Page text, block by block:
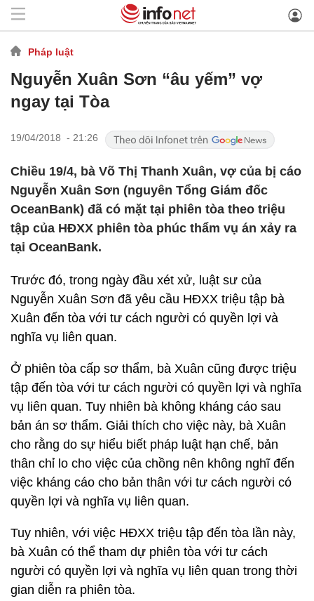
Pháp luật
Nguyễn Xuân Sơn “âu yếm” vợ
ngay tại Tòa
19/04/2018 - 21:26
Chiều 19/4, bà Võ Thị Thanh Xuân, vợ của bị cáo
Nguyễn Xuân Sơn (nguyên Tổng Giám đốc
OceanBank) đã có mặt tại phiên tòa theo triệu
tập của HĐXX phiên tòa phúc thẩm vụ án xảy ra
tại OceanBank.
Trước đó, trong ngày đầu xét xử, luật sư của
Nguyễn Xuân Sơn đã yêu cầu HĐXX triệu tập bà
Xuân đến tòa với tư cách người có quyền lợi và
nghĩa vụ liên quan.
Ở phiên tòa cấp sơ thẩm, bà Xuân cũng được triệu
tập đến tòa với tư cách người có quyền lợi và nghĩa
vụ liên quan. Tuy nhiên bà không kháng cáo sau
bản án sơ thẩm. Giải thích cho việc này, bà Xuân
cho rằng do sự hiểu biết pháp luật hạn chế, bản
thân chỉ lo cho việc của chồng nên không nghĩ đến
việc kháng cáo cho bản thân với tư cách người có
quyền lợi và nghĩa vụ liên quan.
Tuy nhiên, với việc HĐXX triệu tập đến tòa lần này,
bà Xuân có thể tham dự phiên tòa với tư cách
người có quyền lợi và nghĩa vụ liên quan trong thời
gian diễn ra phiên tòa.